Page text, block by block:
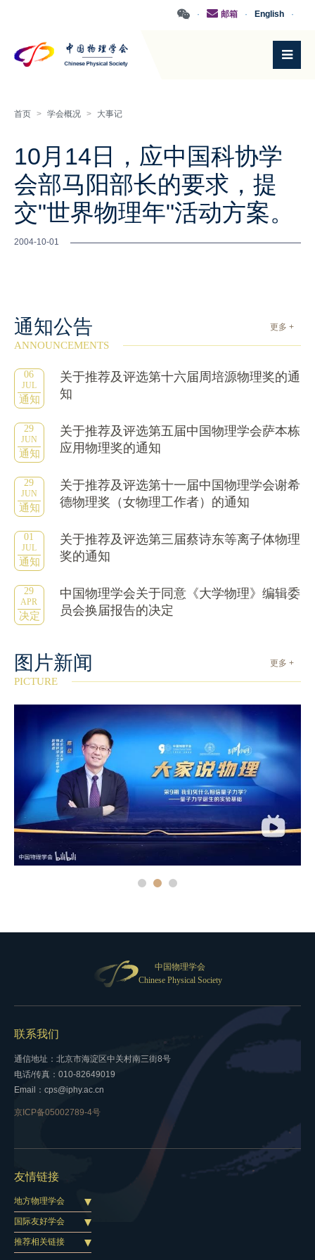
·
English
·
邮箱
·
首页 > 学会概况 > 大事记
10月14日，应中国科协学
会部马阳部长的要求，提
交"世界物理年"活动方案。
2004-10-01
通知公告 更多 +
ANNOUNCEMENTS
06
JUL
通知
关于推荐及评选第十六届周培源物理奖的通
知
29
JUN
通知
关于推荐及评选第五届中国物理学会萨本栋
应用物理奖的通知
29
JUN
通知
关于推荐及评选第十一届中国物理学会谢希
德物理奖（女物理工作者）的通知
01
JUL
通知
关于推荐及评选第三届蔡诗东等离子体物理
奖的通知
29
APR
决定
中国物理学会关于同意《大学物理》编辑委
员会换届报告的决定
更多 +
图片新闻
PICTURE
中国物理学会
Chinese Physical Society
联系我们
通信地址：北京市海淀区中关村南三街8号
电话/传真：010-82649019
Email：cps@iphy.ac.cn
京ICP备05002789-4号
友情链接
地方物理学会
国际友好学会
推荐相关链接